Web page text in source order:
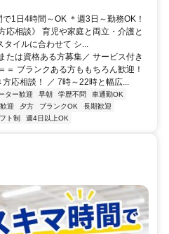
1日4時間～OK ＊週3日～勤務OK！
応相談》 育児や家庭と両立・介護と
タイルに合わせて シ...
たは資格ある方募集／ サービス付き
＝ ブランクある方ももちろん歓迎！
応相談！ ／ 7時～22時と幅広...
ター歓迎 早朝 学歴不問
車通勤OK
迎 夕方 ブランクOK
長期歓迎
ト制 週4日以上OK